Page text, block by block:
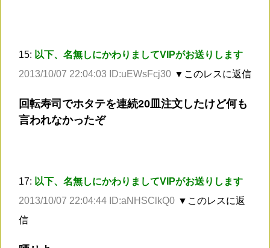
15: 以下、名無しにかわりましてVIPがお送りします
2013/10/07 22:04:03 ID:uEWsFcj30 ▼このレスに返信
回転寿司でホタテを連続20皿注文したけど何も
言われなかったぞ
17: 以下、名無しにかわりましてVIPがお送りします
2013/10/07 22:04:44 ID:aNHSClkQ0 ▼このレスに返
信